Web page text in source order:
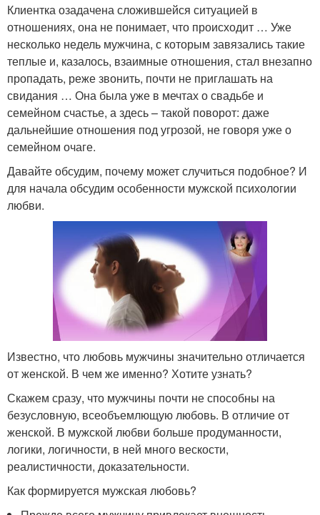
Клиентка озадачена сложившейся ситуацией в
отношениях, она не понимает, что происходит … Уже
несколько недель мужчина, с которым завязались такие
теплые и, казалось, взаимные отношения, стал внезапно
пропадать, реже звонить, почти не приглашать на
свидания … Она была уже в мечтах о свадьбе и
семейном счастье, а здесь – такой поворот: даже
дальнейшие отношения под угрозой, не говоря уже о
семейном очаге.
Давайте обсудим, почему может случиться подобное? И
для начала обсудим особенности мужской психологии
любви.
Известно, что любовь мужчины значительно отличается
от женской. В чем же именно? Хотите узнать?
Скажем сразу, что мужчины почти не способны на
безусловную, всеобъемлющую любовь. В отличие от
женской. В мужской любви больше продуманности,
логики, логичности, в ней много вескости,
реалистичности, доказательности.
Как формируется мужская любовь?